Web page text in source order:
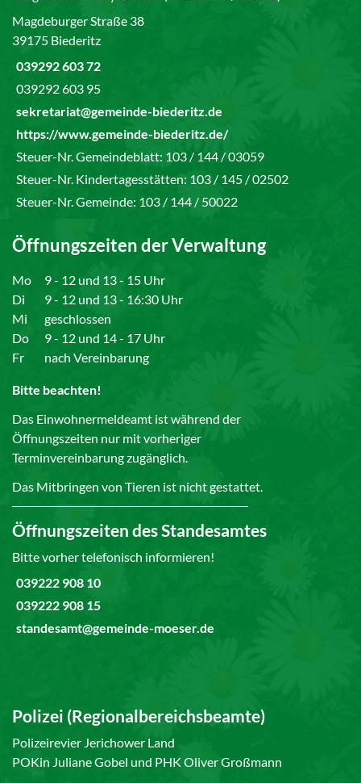
Magdeburger Straße 38
39175 Biederitz
039292 603 72
039292 603 95
sekretariat@gemeinde-biederitz.de
https://www.gemeinde-biederitz.de/
Steuer-Nr. Gemeindeblatt: 103 / 144 / 03059
Steuer-Nr. Kindertagesstätten: 103 / 145 / 02502
Steuer-Nr. Gemeinde: 103 / 144 / 50022
Öffnungszeiten der Verwaltung
Mo
9 - 12 und 13 - 15 Uhr
Di
9 - 12 und 13 - 16:30 Uhr
Mi
geschlossen
Do
9 - 12 und 14 - 17 Uhr
Fr
nach Vereinbarung
Bitte beachten!
Das Einwohnermeldeamt ist während der
Öffnungszeiten nur mit vorheriger
Terminvereinbarung zugänglich.
Das Mitbringen von Tieren ist nicht gestattet.
Öffnungszeiten des Standesamtes
Bitte vorher telefonisch informieren!
039222 908 10
039222 908 15
standesamt@gemeinde-moeser.de
Polizei (Regionalbereichsbeamte)
Polizeirevier Jerichower Land
POKin Juliane Gobel und PHK Oliver Großmann